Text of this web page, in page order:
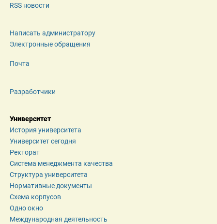
RSS новости
Написать администратору
Электронные обращения
Почта
Разработчики
Университет
История университета
Университет сегодня
Ректорат
Система менеджмента качества
Структура университета
Нормативные документы
Схема корпусов
Одно окно
Международная деятельность